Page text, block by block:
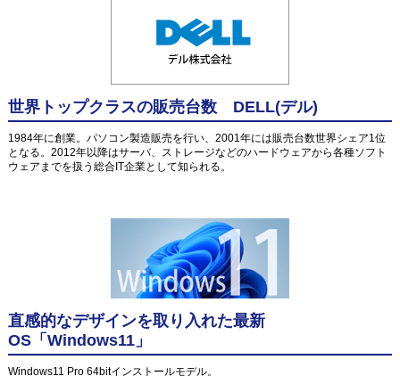
世界トップクラスの販売台数 DELL(デル)
1984年に創業。パソコン製造販売を行い、2001年には販売台数世界シェア1位
となる。2012年以降はサーバ、ストレージなどのハードウェアから各種ソフト
ウェアまでを扱う総合IT企業として知られる。
直感的なデザインを取り入れた最新
OS「Windows11」
Windows11 Pro 64bitインストールモデル。